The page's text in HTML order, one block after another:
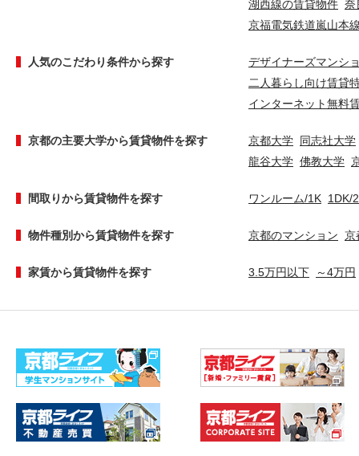
湖西線の賃貸物件 奈
京福電気鉄道嵐山本
人気のこだわり条件から探す
デザイナーズマンシ
二人暮らし向け賃貸
インターネット無料
京都の主要大学から賃貸物件を探す 京都大学 同志社大学
龍谷大学 佛教大学
間取りから賃貸物件を探す ワンルーム/1K 1DK/
物件種別から賃貸物件を探す 京都のマンション 京
家賃から賃貸物件を探す 3.5万円以下 ～4万円